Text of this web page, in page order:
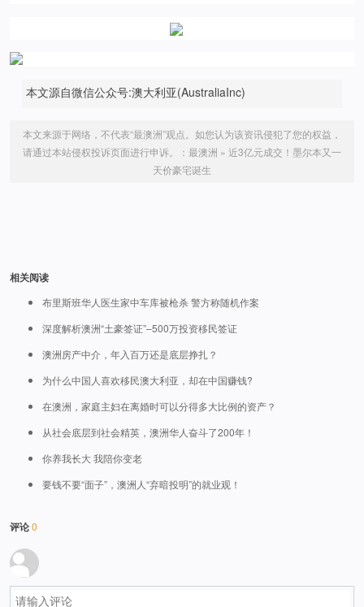
本文源自微信公众号:澳大利亚(AustraliaInc)
本文来源于网络，不代表“最澳洲”观点。如您认为该资讯侵犯了您的权益，
请通过本站侵权投诉页面进行申诉。： 最澳洲 » 近3亿元成交！墨尔本又一
天价豪宅诞生
相关阅读
布里斯班华人医生家中车库被枪杀 警方称随机作案
深度解析澳洲“土豪签证”–500万投资移民签证
澳洲房产中介，年入百万还是底层挣扎？
为什么中国人喜欢移民澳大利亚，却在中国赚钱?
在澳洲，家庭主妇在离婚时可以分得多大比例的资产？
从社会底层到社会精英，澳洲华人奋斗了200年！
你养我长大 我陪你变老
要钱不要“面子”，澳洲人“弃暗投明”的就业观！
评论0